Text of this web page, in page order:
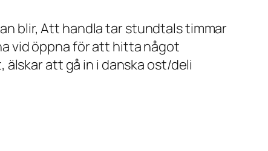
blir, Att handla tar stundtals timmar
vid öppna för att hitta något
att gå in i danska ost/deli